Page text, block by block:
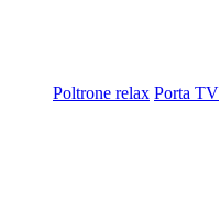
Poltrone relax Porta TV